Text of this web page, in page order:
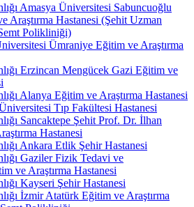
Amasya Üniversitesi Sabuncuoğlu
Araştırma Hastanesi (Şehit Uzman
Polikliniği)
Ümraniye Eğitim ve Araştırma
Erzincan Mengücek Gazi Eğitim ve
Alanya Eğitim ve Araştırma Hastanesi
Tıp Fakültesi Hastanesi
Sancaktepe Şehit Prof. Dr. İlhan
Hastanesi
Ankara Etlik Şehir Hastanesi
Gaziler Fizik Tedavi ve
ve Araştırma Hastanesi
Kayseri Şehir Hastanesi
İzmir Atatürk Eğitim ve Araştırma